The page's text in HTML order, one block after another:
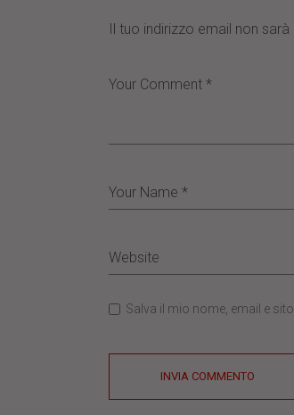
Il tuo indirizzo email non sarà
Salva il mio nome, email e
INVIA COMMENTO